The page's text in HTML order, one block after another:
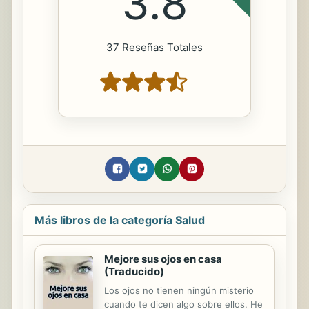
37 Reseñas Totales
Más libros de la categoría Salud
Mejore sus ojos en casa
(Traducido)
Los ojos no tienen ningún misterio
cuando te dicen algo sobre ellos. He